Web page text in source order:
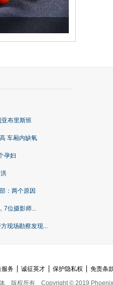
这个3.2米
布里斯班
车厢内缺氧
孕妇
：两个原因
7位摄影师...
现场勘察发现...
服务 诚征英才 保护隐私权 免责条
版权所有 Copyright © 2019